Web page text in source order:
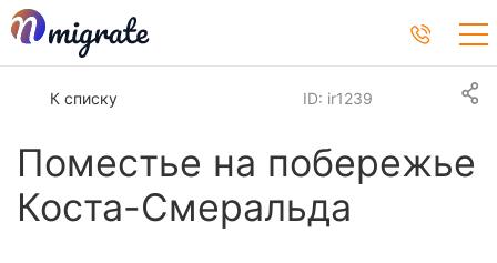
К списку
Поместье на побережье
Коста-Смеральда
ID: ir1239